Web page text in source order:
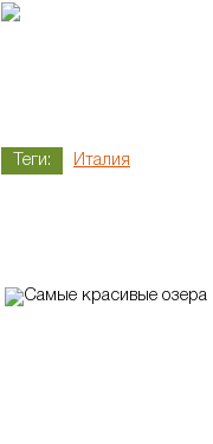
Теги: Италия